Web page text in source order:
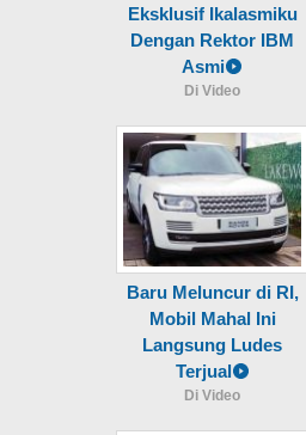
Eksklusif Ikalasmiku
Dengan Rektor IBM
Asmi
Di Video
Baru Meluncur di RI,
Mobil Mahal Ini
Langsung Ludes
Terjual
Di Video